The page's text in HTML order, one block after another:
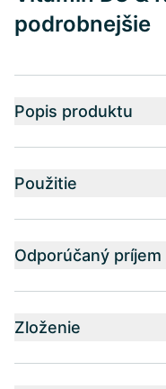
podrobnejšie
Popis produktu
Použitie
Odporúčaný príjem
Zloženie